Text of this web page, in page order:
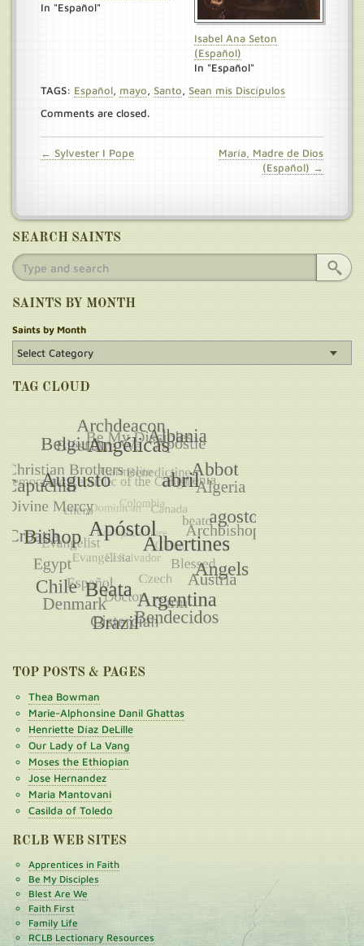
In "Español"
Isabel Ana Seton
(Español)
In "Español"
TAGS: Español, mayo, Santo, Sean mis Discípulos
Comments are closed.
← Sylvester I Pope
María, Madre de Dios
(Español) →
SEARCH SAINTS
SAINTS BY MONTH
Saints by Month
TAG CLOUD
TOP POSTS & PAGES
Thea Bowman
Marie-Alphonsine Danil Ghattas
Henriette Díaz DeLille
Our Lady of La Vang
Moses the Ethiopian
Jose Hernandez
Maria Mantovani
Casilda of Toledo
RCLB WEB SITES
Apprentices in Faith
Be My Disciples
Blest Are We
Faith First
Family Life
RCLB Lectionary Resources